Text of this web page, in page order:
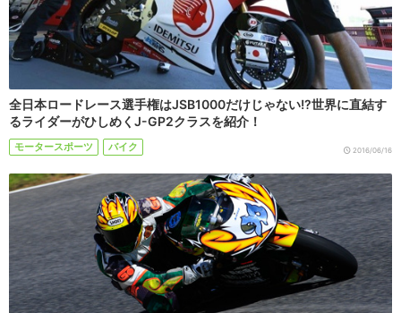
全日本ロードレース選手権はJSB1000だけじゃない!?世界に直結す
るライダーがひしめくJ-GP2クラスを紹介！
モータースポーツ バイク 2016/06/16